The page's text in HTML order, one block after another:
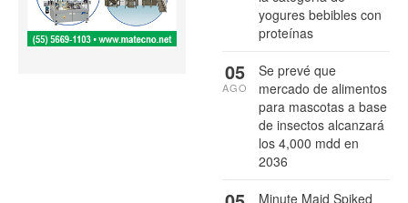
yogures bebibles con
proteínas
Se prevé que
mercado de alimentos
para mascotas a base
de insectos alcanzará
los 4,000 mdd en
2036
05
AGO
Minute Maid Spiked